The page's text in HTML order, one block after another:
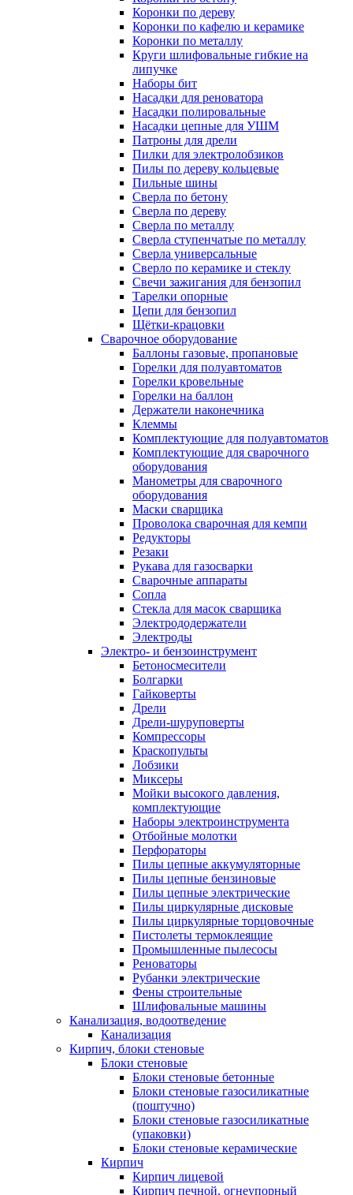
Коронки по дереву
Коронки по кафелю и керамике
Коронки по металлу
Круги шлифовальные гибкие на
липучке
Наборы бит
Насадки для реноватора
Насадки полировальные
Насадки цепные для УШМ
Патроны для дрели
Пилки для электролобзиков
Пилы по дереву кольцевые
Пильные шины
Сверла по бетону
Сверла по дереву
Сверла по металлу
Сверла ступенчатые по металлу
Сверла универсальные
Сверло по керамике и стеклу
Свечи зажигания для бензопил
Тарелки опорные
Цепи для бензопил
Щётки-крацовки
Сварочное оборудование
Баллоны газовые, пропановые
Горелки для полуавтоматов
Горелки кровельные
Горелки на баллон
Держатели наконечника
Клеммы
Комплектующие для полуавтоматов
Комплектующие для сварочного
оборудования
Манометры для сварочного
оборудования
Маски сварщика
Проволока сварочная для кемпи
Редукторы
Резаки
Рукава для газосварки
Сварочные аппараты
Сопла
Стекла для масок сварщика
Электрододержатели
Электроды
Электро- и бензоинструмент
Бетоносмесители
Болгарки
Гайковерты
Дрели
Дрели-шуруповерты
Компрессоры
Краскопульты
Лобзики
Миксеры
Мойки высокого давления,
комплектующие
Наборы электроинструмента
Отбойные молотки
Перфораторы
Пилы цепные аккумуляторные
Пилы цепные бензиновые
Пилы цепные электрические
Пилы циркулярные дисковые
Пилы циркулярные торцовочные
Пистолеты термоклеящие
Промышленные пылесосы
Реноваторы
Рубанки электрические
Фены строительные
Шлифовальные машины
Канализация, водоотведение
Канализация
Кирпич, блоки стеновые
Блоки стеновые
Блоки стеновые бетонные
Блоки стеновые газосиликатные
(поштучно)
Блоки стеновые газосиликатные
(упаковки)
Блоки стеновые керамические
Кирпич
Кирпич лицевой
Кирпич печной, огнеупорный